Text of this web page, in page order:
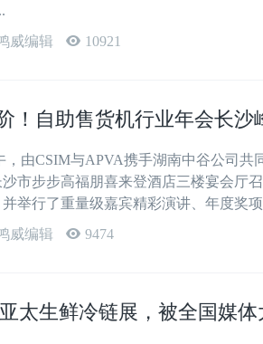
威编辑 10921
！自助售货机行业年会长沙
，由CSIM与APVA携手湖南中谷公司
市步步高福朋喜来登酒店三楼宴会厅
举行了重量级嘉宾精彩演讲、年度奖
威编辑 9474
太生鲜冷链展，被全国媒